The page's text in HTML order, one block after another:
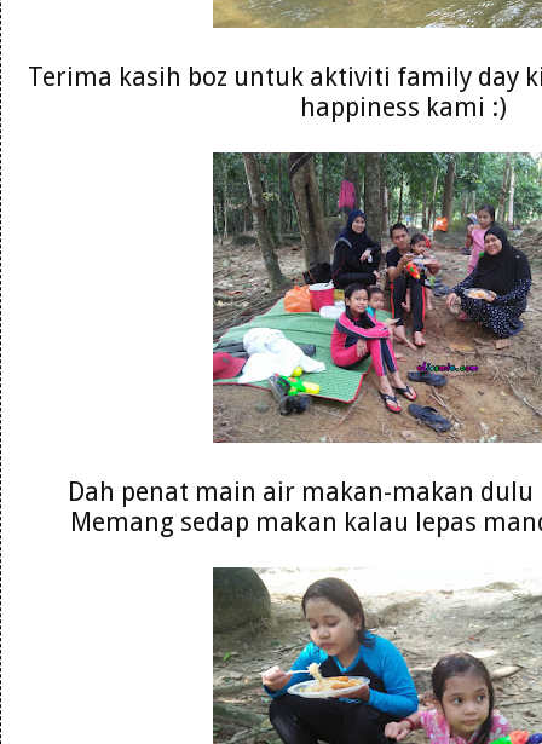
Terima kasih boz untuk aktiviti family day
happiness kami :)
Dah penat main air makan-makan dulu
Memang sedap makan kalau lepas